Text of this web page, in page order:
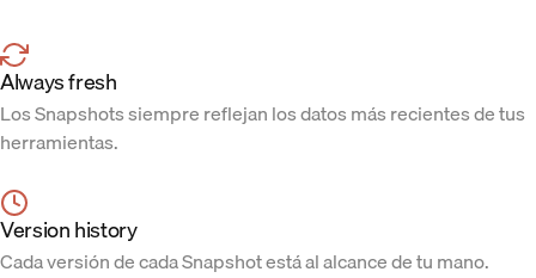
Always fresh
Los Snapshots siempre reflejan los datos más recientes de tus
herramientas.
Version history
Cada versión de cada Snapshot está al alcance de tu mano.